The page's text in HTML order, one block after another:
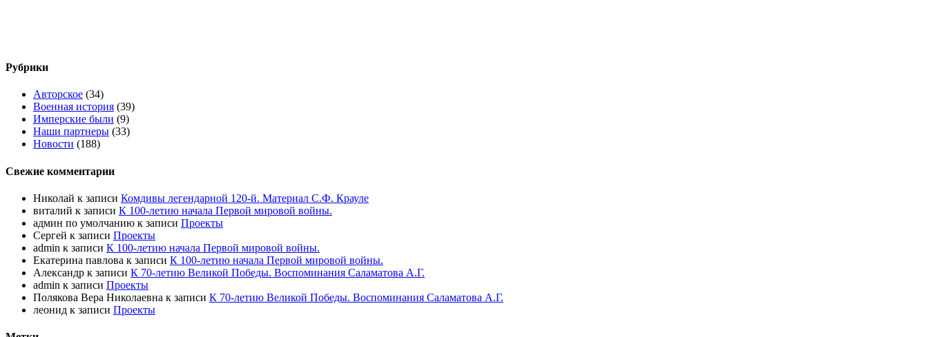
Рубрики
Авторское (34)
Военная история (39)
Имперские были (9)
Наши партнеры (33)
Новости (188)
Свежие комментарии
Николай к записи Комдивы легендарной 120-й. Материал С.Ф. Крауле
виталий к записи К 100-летию начала Первой мировой войны.
админ по умолчанию к записи Проекты
Сергей к записи Проекты
admin к записи К 100-летию начала Первой мировой войны.
Екатерина павлова к записи К 100-летию начала Первой мировой войны.
Александр к записи К 70-летию Великой Победы. Воспоминания Саламатова А.Г.
admin к записи Проекты
Полякова Вера Николаевна к записи К 70-летию Великой Победы. Воспоминания Саламатова А.Г.
леонид к записи Проекты